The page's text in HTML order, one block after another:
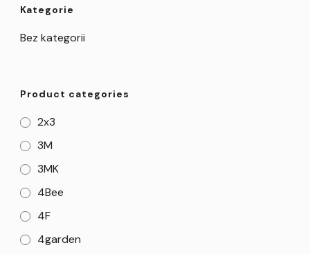
Kategorie
Bez kategorii
Product categories
2x3
3M
3MK
4Bee
4F
4garden